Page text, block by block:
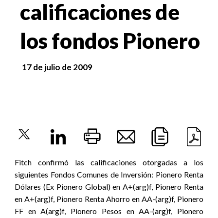
calificaciones de
los fondos Pionero
17 de julio de 2009
Fitch confirmó las calificaciones otorgadas a los
siguientes Fondos Comunes de Inversión: Pionero Renta
Dólares (Ex Pionero Global) en A+(arg)f, Pionero Renta
en A+(arg)f, Pionero Renta Ahorro en AA-(arg)f, Pionero
FF en A(arg)f, Pionero Pesos en AA-(arg)f, Pionero